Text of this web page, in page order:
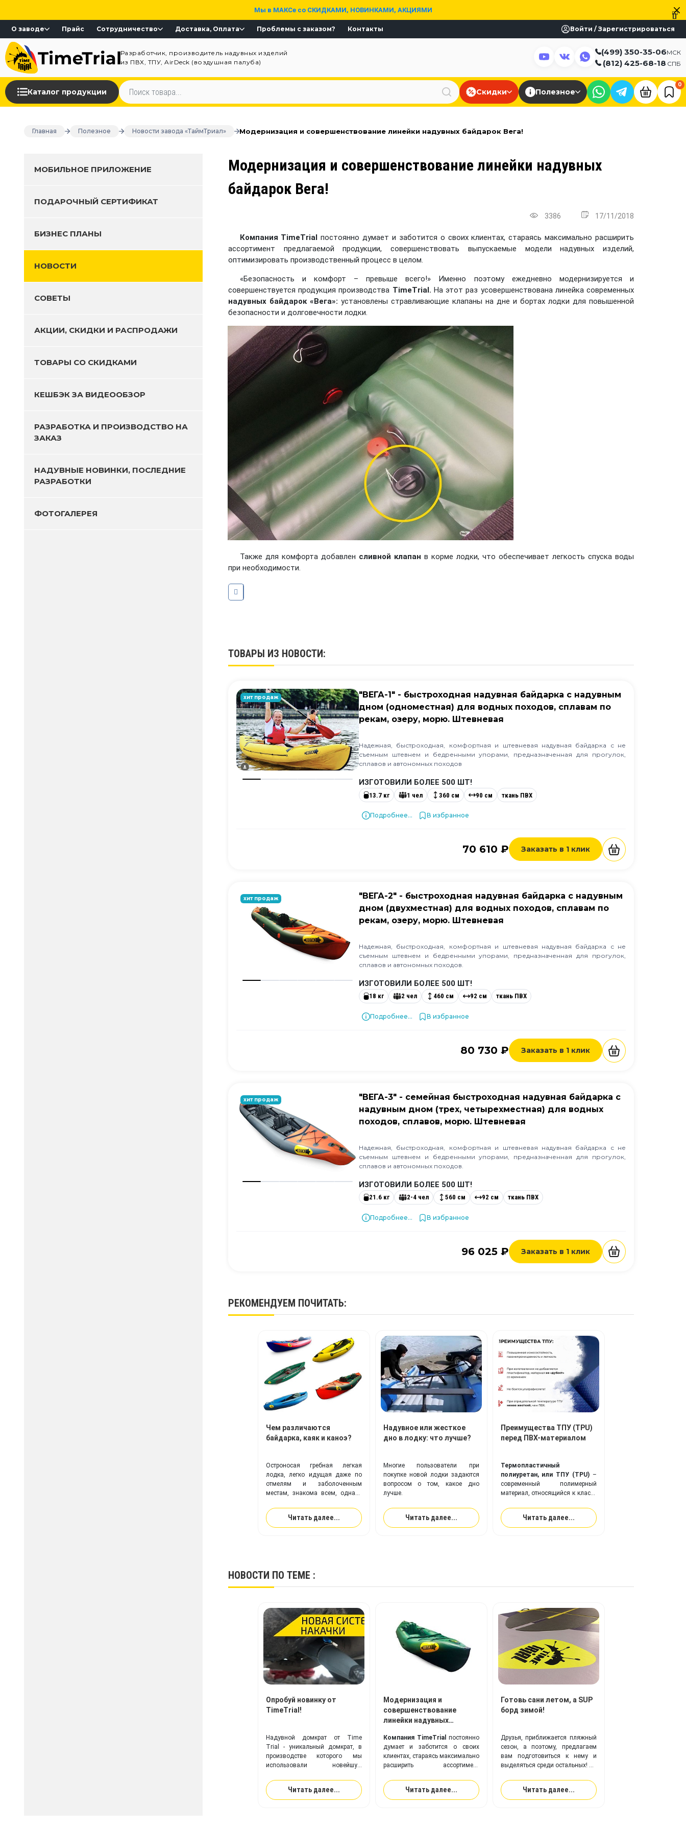
Мы в МАКСе со СКИДКАМИ, НОВИНКАМИ, АКЦИЯМИ
О заводе Прайс Сотрудничество Доставка, Оплата Проблемы с заказом? Контакты Войти / Зарегистрироваться
Разработчик, производитель надувных изделий
из ПВХ, ТПУ, AirDeck (воздушная палуба)
(499) 350-35-06МСК
(812) 425-68-18 СПБ
Каталог продукции Скидки Полезное
0
Главная Полезное Новости завода «ТаймТриал» Модернизация и совершенствование линейки надувных байдарок Вега!
МОБИЛЬНОЕ ПРИЛОЖЕНИЕ
ПОДАРОЧНЫЙ СЕРТИФИКАТ
БИЗНЕС ПЛАНЫ
НОВОСТИ
СОВЕТЫ
АКЦИИ, СКИДКИ И РАСПРОДАЖИ
ТОВАРЫ СО СКИДКАМИ
КЕШБЭК ЗА ВИДЕООБЗОР
РАЗРАБОТКА И ПРОИЗВОДСТВО НА
ЗАКАЗ
НАДУВНЫЕ НОВИНКИ, ПОСЛЕДНИЕ
РАЗРАБОТКИ
ФОТОГАЛЕРЕЯ
Модернизация и совершенствование линейки надувных
байдарок Вега!
3386 17/11/2018
Компания TimeTrial постоянно думает и заботится о своих клиентах, стараясь максимально расширить
ассортимент предлагаемой продукции, совершенствовать выпускаемые модели надувных изделий,
оптимизировать производственный процесс в целом.
«Безопасность и комфорт – превыше всего!» Именно поэтому ежедневно модернизируется и
совершенствуется продукция производства TimeTrial. На этот раз усовершенствована линейка современных
надувных байдарок «Вега»: установлены стравливающие клапаны на дне и бортах лодки для повышенной
безопасности и долговечности лодки.
Также для комфорта добавлен сливной клапан в корме лодки, что обеспечивает легкость спуска воды
при необходимости.
ТОВАРЫ ИЗ НОВОСТИ:
хит продаж
"ВЕГА-1" - быстроходная надувная байдарка с надувным
дном (одноместная) для водных походов, сплавам по
рекам, озеру, морю. Штевневая
Надежная, быстроходная, комфортная и штевневая надувная байдарка с не
съемным штевнем и бедренными упорами, предназначенная для прогулок,
сплавов и автономных походов
ИЗГОТОВИЛИ БОЛЕЕ 500 ШТ!
13.7 кг 1 чел 360 см 90 см ткань ПВХ
Подробнее... В избранное
70 610 ₽ Заказать в 1 клик
хит продаж
"ВЕГА-2" - быстроходная надувная байдарка с надувным
дном (двухместная) для водных походов, сплавам по
рекам, озеру, морю. Штевневая
Надежная, быстроходная, комфортная и штевневая надувная байдарка с не
съемным штевнем и бедренными упорами, предназначенная для прогулок,
сплавов и автономных походов.
ИЗГОТОВИЛИ БОЛЕЕ 500 ШТ!
18 кг 2 чел 460 см 92 см ткань ПВХ
Подробнее... В избранное
80 730 ₽ Заказать в 1 клик
хит продаж
"ВЕГА-3" - семейная быстроходная надувная байдарка с
надувным дном (трех, четырехместная) для водных
походов, сплавов, морю. Штевневая
Надежная, быстроходная, комфортная и штевневая надувная байдарка с не
съемным штевнем и бедренными упорами, предназначенная для прогулок,
сплавов и автономных походов.
ИЗГОТОВИЛИ БОЛЕЕ 500 ШТ!
21.6 кг 2-4 чел 560 см 92 см ткань ПВХ
Подробнее... В избранное
96 025 ₽ Заказать в 1 клик
РЕКОМЕНДУЕМ ПОЧИТАТЬ:
Чем различаются
байдарка, каяк и каноэ?
Остроносая гребная легкая
лодка, легко идущая даже по
отмелям и заболоченным
местам, знакома всем, однако
каноэ – определить могут
немногие.Читать далее...
Надувное или жесткое
дно в лодку: что лучше?
Многие пользователи при
покупке новой лодки задаются
вопросом о том, какое дно
лучше.
Читать далее...
Преимущества ТПУ (TPU)
перед ПВХ-материалом
Термопластичный
полиуретан, или ТПУ (TPU)–
современный полимерный
материал, относящийся к классу
повышенной эластичностью (в
два раза эластичнее резины).
Ткань с покрытием изТПУ
Читать далее...
НОВОСТИ ПО ТЕМЕ :
Опробуй новинку от
TimeTrial!
Надувной домкрат от Time
Trial - уникальный домкрат, в
производстве которого мы
использовали новейшую
его накачки!
Читать далее...
Модернизация и
совершенствование
линейки надувных
Компания TimeTrial постоянно
думает и заботится о своих
клиентах, стараясь максимально
расширить ассортимент
совершенствовать выпускаемые
модели надувных изделий,
оптимизировать
Читать далее...
Готовь сани летом, а SUP
борд зимой!
Друзья, приближается пляжный
сезон, а поэтому, предлагаем
вам подготовиться к нему и
выделяться среди остальных!
Компания TimeTrial
поможет
воплотить вам любую фантазия
на вашемSUP борде!
Читать далее...